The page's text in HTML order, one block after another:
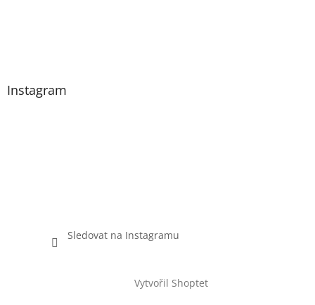
Instagram
Sledovat na Instagramu
Vytvořil Shoptet